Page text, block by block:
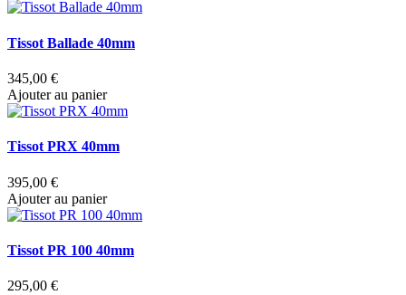
Tissot Ballade 40mm
345,00 €
Ajouter au panier
Tissot PRX 40mm
395,00 €
Ajouter au panier
Tissot PR 100 40mm
295,00 €